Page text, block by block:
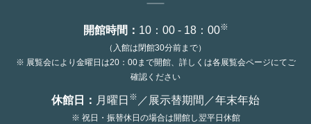
開館時間： 10：00 - 18：00※
（入館は閉館30分前まで）
※ 展覧会により金曜日は20：00まで開館、詳しくは各展覧会ページにてご
確認ください
休館日： 月曜日 ※ ／展示替期間／年末年始
※ 祝日・振替休日の場合は開館し翌平日休館